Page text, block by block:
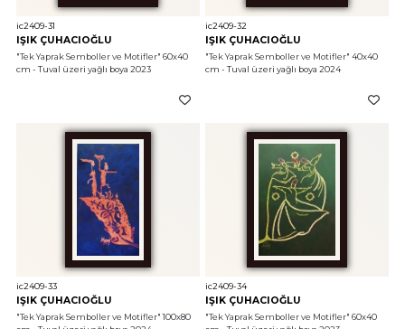
ic2409-31
IŞIK ÇUHACIOĞLU
"Tek Yaprak Semboller ve Motifler" 60x40
cm - Tuval üzeri yağlı boya 2023
ic2409-32
IŞIK ÇUHACIOĞLU
"Tek Yaprak Semboller ve Motifler" 40x40
cm - Tuval üzeri yağlı boya 2024
ic2409-33
IŞIK ÇUHACIOĞLU
"Tek Yaprak Semboller ve Motifler" 100x80
ic2409-34
IŞIK ÇUHACIOĞLU
"Tek Yaprak Semboller ve Motifler" 60x40